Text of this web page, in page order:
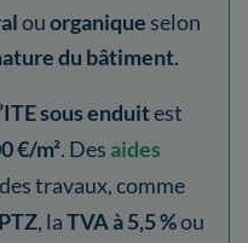
ouorganique selon
du bâtiment.
sous enduitest
€/m². Des aides
travaux, comme
, laTVA à 5,5 %ou